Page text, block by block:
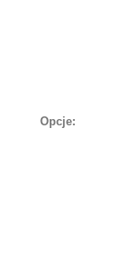
Opcje: